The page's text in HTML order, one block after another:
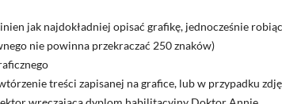
jak najdokładniej opisać grafikę, jednocześnie
nie powinna przekraczać 250 znaków)
treści zapisanej na grafice, lub w przypadku